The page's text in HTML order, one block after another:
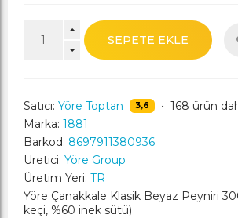
SEPETE EKLE
Satıcı: Yöre Toptan 3,6 • 168 ürün
Marka: 1881
Barkod: 8697911380936
Üretici: Yöre Group
Üretim Yeri: TR
Yöre Çanakkale Klasik Beyaz Peyniri
keçi, %60 inek sütü)